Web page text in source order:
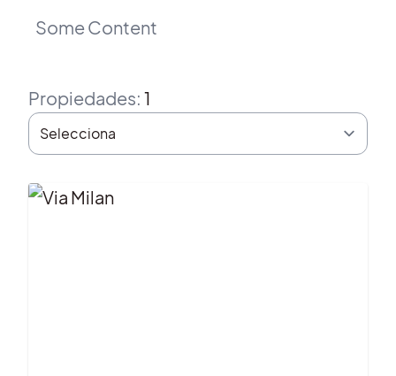
Some Content
Propiedades: 1